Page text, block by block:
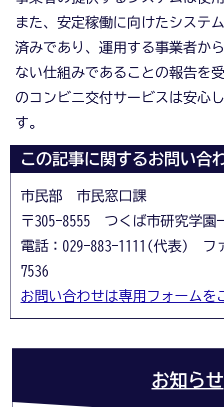
また、安定稼働に向けたシステ
済みであり、運用する事業者か
ない仕組みであることの報告を
のコンビニ交付サービスは安心
す。
この記事に関するお問い合
市民部 市民窓口課
〒305-8555 つくば市研究学園
電話：029-883-1111(代表) フ
7536
お問い合わせは専用フォームを
お知らせ